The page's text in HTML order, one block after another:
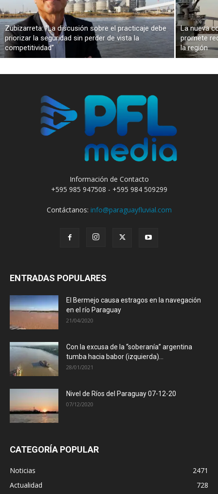
Zubizarreta: “La discusión sobre el practicaje debe
priorizar la seguridad sin perder de vista la
competitividad”
La nueva
promete
la región
Información de Contacto
+595 985 947508 - +595 984 509299
Contáctanos: info@paraguayfluvial.com
ENTRADAS POPULARES
El Bermejo causa estragos en la navegación
en el río Paraguay
21/04/2020
Con la excusa de la “soberanía” argentina
tumba hacia babor (izquierda)...
28/01/2021
Nivel de Ríos del Paraguay 07-12-20
07/12/2020
CATEGORÍA POPULAR
Noticias
2471
Actualidad
728